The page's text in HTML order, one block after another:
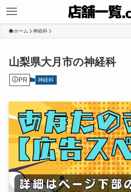
ホーム 神経科
山梨県大月市の神経科
PR 神経科